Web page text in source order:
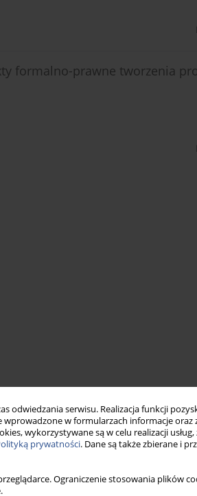
odwiedzania serwisu. Realizacja funkcji
w formularzach informacje
wykorzystywane są w celu realizacji
prywatności. Dane są także zbierane i
Ograniczenie stosowania plików
formalno-prawne tworzenia